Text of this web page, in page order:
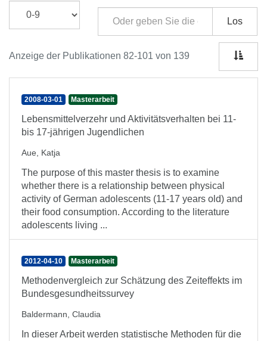
Los
Anzeige der Publikationen 82-101 von 139
2008-03-01 Masterarbeit
Lebensmittelverzehr und Aktivitätsverhalten bei 11-
bis 17-jährigen Jugendlichen
Aue, Katja
The purpose of this master thesis is to examine
whether there is a relationship between physical
activity of German adolescents (11-17 years old) and
their food consumption. According to the literature
adolescents living ...
2012-04-10 Masterarbeit
Methodenvergleich zur Schätzung des Zeiteffekts im
Bundesgesundheitssurvey
Baldermann, Claudia
In dieser Arbeit werden statistische Methoden für die